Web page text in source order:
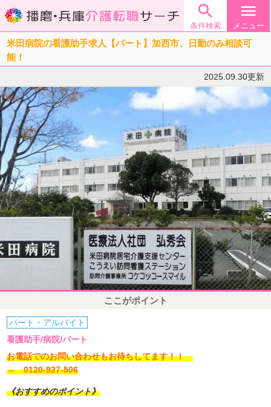

条件検索
menu
メニュー
米田病院の看護助手求人【パート】加西市、日勤のみ相談可
能！
2025.09.30更新
ここがポイント
パート・アルバイト
看護助手/病院/パート
お電話でのお問い合わせもお待ちしてます！！
→ 0120-927-506
《おすすめのポイント》